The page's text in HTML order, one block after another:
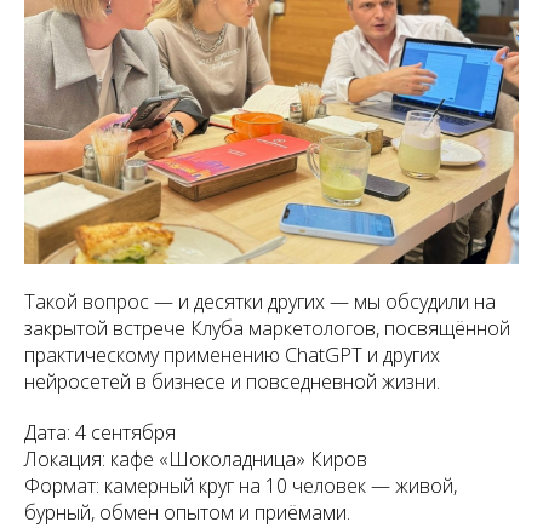
Такой вопрос — и десятки других — мы обсудили на
закрытой встрече Клуба маркетологов, посвящённой
практическому применению ChatGPT и других
нейросетей в бизнесе и повседневной жизни.
Дата: 4 сентября
Локация: кафе «Шоколадница» Киров
Формат: камерный круг на 10 человек — живой,
бурный, обмен опытом и приёмами.